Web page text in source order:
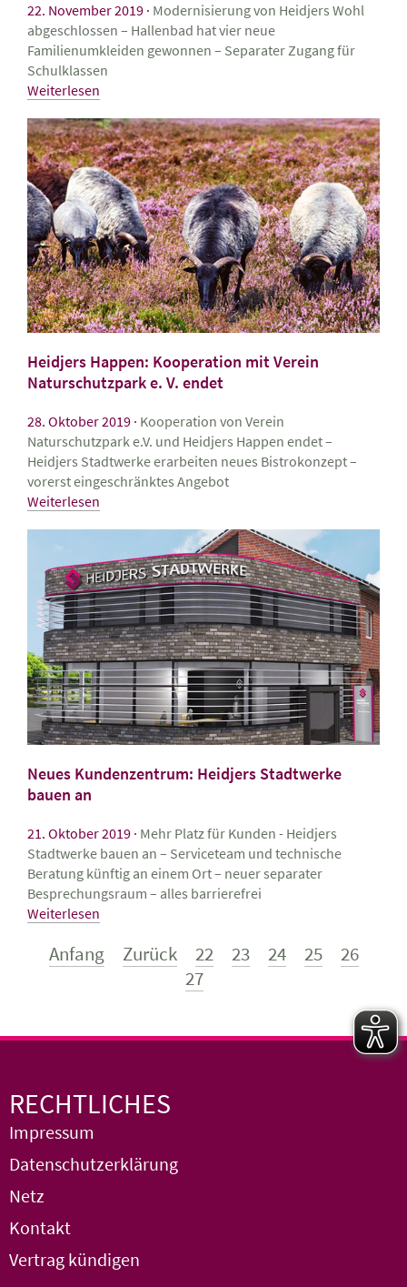
22. November 2019 Modernisierung von Heidjers Wohl
abgeschlossen – Hallenbad hat vier neue
Familienumkleiden gewonnen – Separater Zugang für
Schulklassen
Weiterlesen
Heidjers Happen: Kooperation mit Verein
Naturschutzpark e. V. endet
28. Oktober 2019 Kooperation von Verein
Naturschutzpark e.V. und Heidjers Happen endet –
Heidjers Stadtwerke erarbeiten neues Bistrokonzept –
vorerst eingeschränktes Angebot
Weiterlesen
Neues Kundenzentrum: Heidjers Stadtwerke
bauen an
21. Oktober 2019 Mehr Platz für Kunden - Heidjers
Stadtwerke bauen an – Serviceteam und technische
Beratung künftig an einem Ort – neuer separater
Besprechungsraum – alles barrierefrei
Weiterlesen
Anfang Zurück 22 23 24 25
26
27
RECHTLICHES
Impressum
Datenschutzerklärung
Netz
Kontakt
Vertrag kündigen